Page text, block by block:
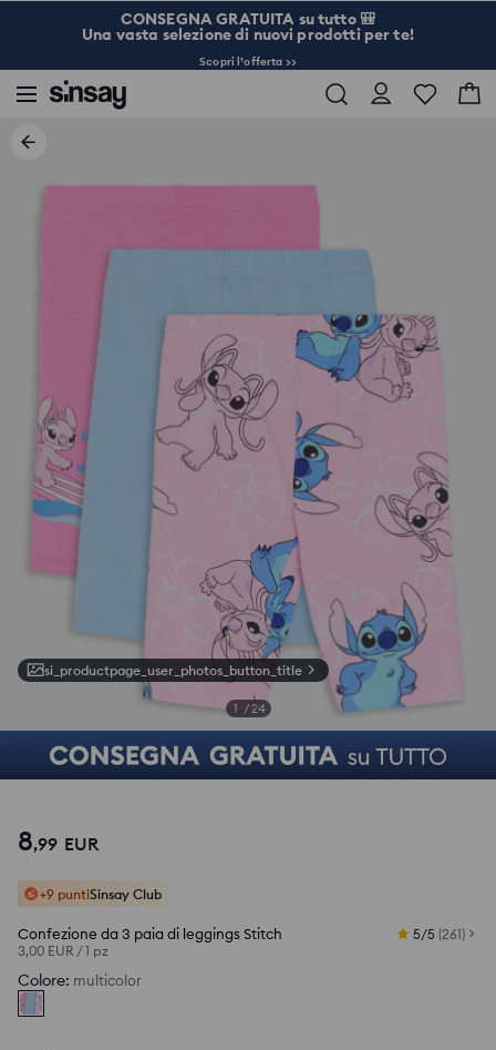
CONSEGNA GRATUITA su tutto 🎒
Una vasta selezione di nuovi prodotti per te!
Scopri l’offerta >>
si_productpage_user_photos_button_title
1 /24
8,99 EUR
+9 puntiSinsay Club
Confezione da 3 paia di leggings Stitch
3,00 EUR /1 pz
5/5 (261)
Colore: multicolor